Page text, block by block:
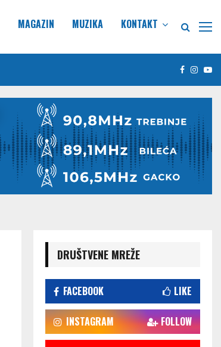
MAGAZIN MUZIKA KONTAKT
Facebook
DRUŠTVENE MREŽE
FACEBOOK LIKE
INSTAGRAM FOLLOW